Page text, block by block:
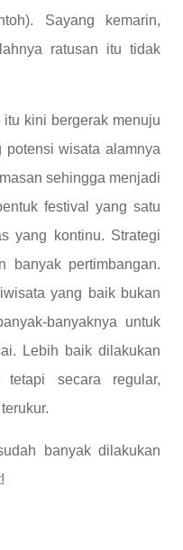
Sayang kemarin,
ratusan itu tidak
kini bergerak menuju
potensi wisata alamnya
sehingga menjadi
festival yang satu
yang kontinu. Strategi
banyak pertimbangan.
yang baik bukan
banyaknya untuk
Lebih baik dilakukan
secara regular,
banyak dilakukan